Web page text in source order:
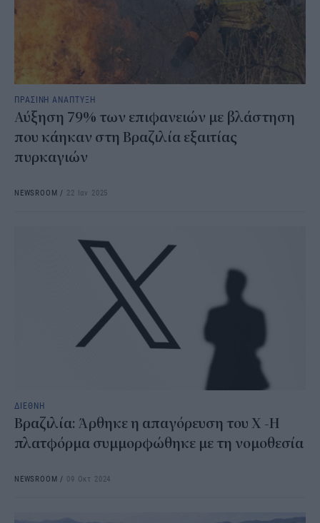
ΠΡΑΣΙΝΗ ΑΝΑΠΤΥΞΗ
Αύξηση 79% των επιφανειών με βλάστηση
που κάηκαν στη Βραζιλία εξαιτίας
πυρκαγιών
NEWSROOM / 22 Ιαν 2025
ΔΙΕΘΝΗ
Βραζιλία: Άρθηκε η απαγόρευση του X -Η
πλατφόρμα συμμορφώθηκε με τη νομοθεσία
NEWSROOM / 09 Οκτ 2024